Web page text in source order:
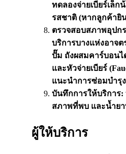
ทดลองจ่ายเบียร์เล็ก
รสชาติ (หากลูกค้ายิ
ตรวจสอบสภาพอุปก
บริการบางแห่งอาจ
ปั๊ม ถังผสมคาร์บอนไ
และหัวจ่ายเบียร์ (
แนะนำการซ่อมบำรุง
บันทึกการให้บริการ:
สภาพที่พบ และน้ำย
ผู้ให้บริการ